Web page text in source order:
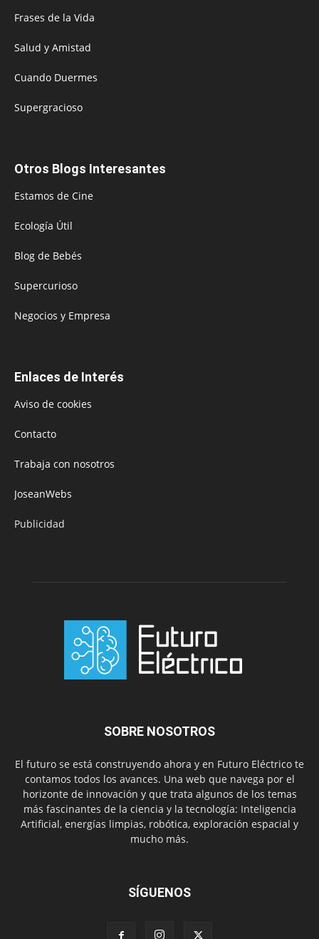
Frases de la Vida
Salud y Amistad
Cuando Duermes
Supergracioso
Otros Blogs Interesantes
Estamos de Cine
Ecología Útil
Blog de Bebés
Supercurioso
Negocios y Empresa
Enlaces de Interés
Aviso de cookies
Contacto
Trabaja con nosotros
JoseanWebs
Publicidad
SOBRE NOSOTROS
El futuro se está construyendo ahora y en Futuro Eléctrico te
contamos todos los avances. Una web que navega por el
horizonte de innovación y que trata algunos de los temas
más fascinantes de la ciencia y la tecnología: Inteligencia
Artificial, energías limpias, robótica, exploración espacial y
mucho más.
SÍGUENOS